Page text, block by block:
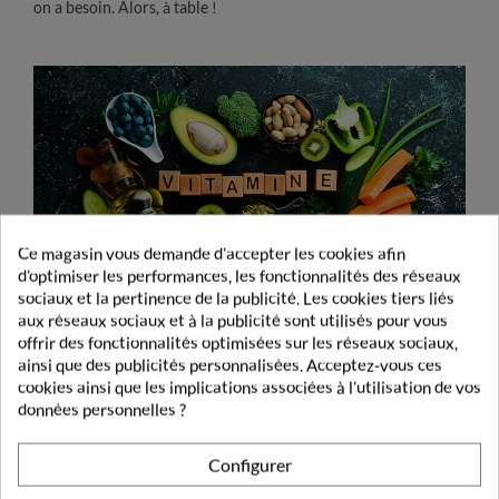
on a besoin. Alors, à table !
Bonus : les vitamines B9 et B12, le duo
dynamique pour votre santé
Elles sont essentielles pour la fabrication de l'ADN (le
Ce magasin vous demande d'accepter les cookies afin
d'optimiser les performances, les fonctionnalités des réseaux
sociaux et la pertinence de la publicité. Les cookies tiers liés
aux réseaux sociaux et à la publicité sont utilisés pour vous
offrir des fonctionnalités optimisées sur les réseaux sociaux,
ainsi que des publicités personnalisées. Acceptez-vous ces
cookies ainsi que les implications associées à l'utilisation de vos
données personnelles ?
Configurer